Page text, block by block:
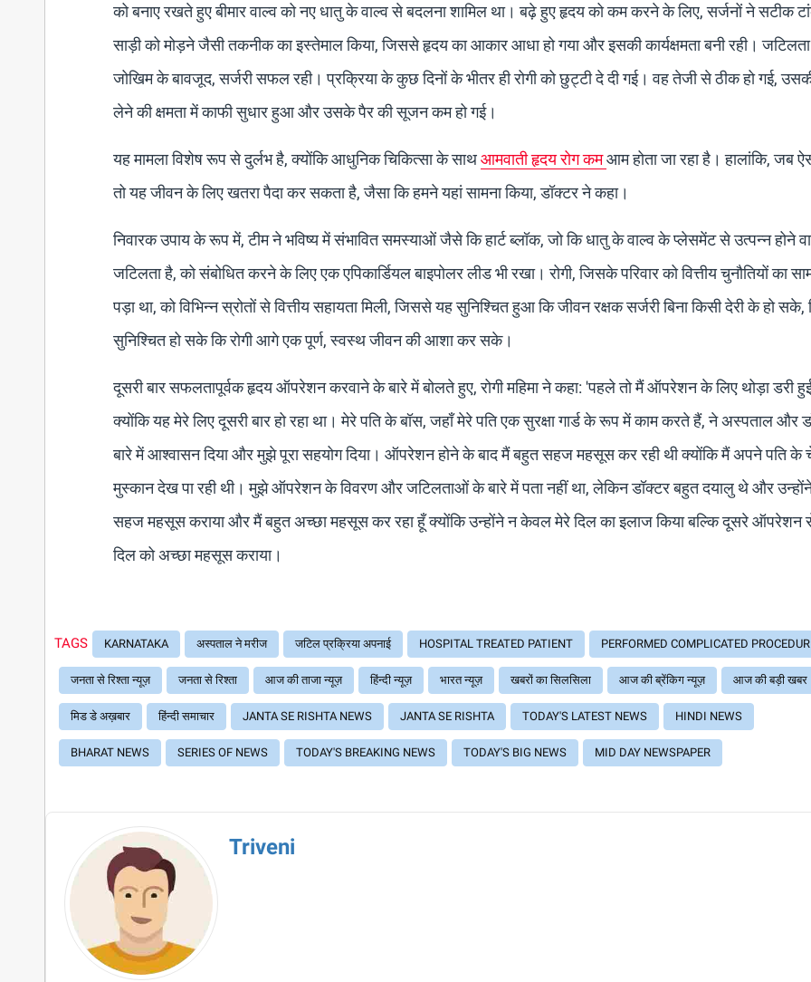
को बनाए रखते हुए बीमार वाल्व को नए धातु के वाल्व से बदलना शामिल था। बढ़े हुए हृदय को कम करने के लिए, सर्जनों ने सटीक
साड़ी को मोड़ने जैसी तकनीक का इस्तेमाल किया, जिससे हृदय का आकार आधा हो गया और इसकी कार्यक्षमता बनी रही।
जोखिम के बावजूद, सर्जरी सफल रही। प्रक्रिया के कुछ दिनों के भीतर ही रोगी को छुट्टी दे दी गई। वह तेजी से ठीक हो गई,
लेने की क्षमता में काफी सुधार हुआ और उसके पैर की सूजन कम हो गई।
यह मामला विशेष रूप से दुर्लभ है, क्योंकि आधुनिक चिकित्सा के साथआमवाती हृदय रोग कमआम होता जा रहा है। हालांकि, जब
तो यह जीवन के लिए खतरा पैदा कर सकता है, जैसा कि हमने यहां सामना किया, डॉक्टर ने कहा।
निवारक उपाय के रूप में, टीम ने भविष्य में संभावित समस्याओं जैसे कि हार्ट ब्लॉक, जो कि धातु के वाल्व के प्लेसमेंट से उत्पन्न होने
जटिलता है, को संबोधित करने के लिए एक एपिकार्डियल बाइपोलर लीड भी रखा। रोगी, जिसके परिवार को वित्तीय चुनौतियों का
पड़ा था, को विभिन्न स्रोतों से वित्तीय सहायता मिली, जिससे यह सुनिश्चित हुआ कि जीवन रक्षक सर्जरी बिना किसी देरी के हो
सुनिश्चित हो सके कि रोगी आगे एक पूर्ण, स्वस्थ जीवन की आशा कर सके।
दूसरी बार सफलतापूर्वक हृदय ऑपरेशन करवाने के बारे में बोलते हुए, रोगी महिमा ने कहा: 'पहले तो मैं ऑपरेशन के लिए थोड़ा डरी
क्योंकि यह मेरे लिए दूसरी बार हो रहा था। मेरे पति के बॉस, जहाँ मेरे पति एक सुरक्षा गार्ड के रूप में काम करते हैं, ने अस्पताल और
बारे में आश्वासन दिया और मुझे पूरा सहयोग दिया। ऑपरेशन होने के बाद मैं बहुत सहज महसूस कर रही थी क्योंकि मैं अपने पति के
मुस्कान देख पा रही थी। मुझे ऑपरेशन के विवरण और जटिलताओं के बारे में पता नहीं था, लेकिन डॉक्टर बहुत दयालु थे और
सहज महसूस कराया और मैं बहुत अच्छा महसूस कर रहा हूँ क्योंकि उन्होंने न केवल मेरे दिल का इलाज किया बल्कि दूसरे ऑपरेशन
दिल को अच्छा महसूस कराया।
TAGS KARNATAKA अस्पताल ने मरीज जटिल प्रक्रिया अपनाई HOSPITAL TREATED PATIENT PERFORMED COMPLICATED
जनता से रिश्ता न्यूज़ जनता से रिश्ता आज की ताजा न्यूज़ हिंन्दी न्यूज़ भारत न्यूज़ खबरों का सिलसिला आज की ब्रेंकिग न्यूज़ आज की बड़ी खबर
मिड डे अख़बार हिंन्दी समाचार JANTA SE RISHTA NEWS JANTA SE RISHTA TODAY'S LATEST NEWS HINDI NEWS
BHARAT NEWS SERIES OF NEWS TODAY'S BREAKING NEWS TODAY'S BIG NEWS MID DAY NEWSPAPER
Triveni